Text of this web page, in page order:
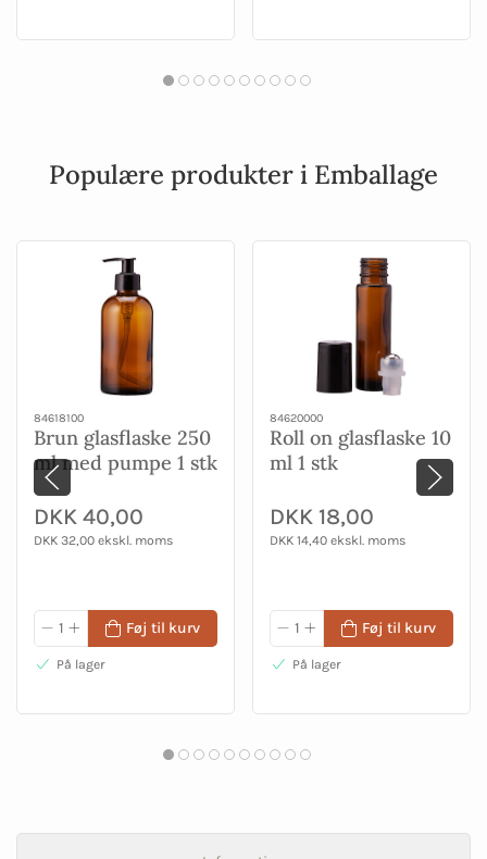
Populære produkter i Emballage
84618100
Brun glasflaske 250
ml med pumpe 1 stk
DKK 40,00
DKK 32,00 ekskl. moms
Føj til kurv
På lager
84620000
Roll on glasflaske 10
ml 1 stk
DKK 18,00
DKK 14,40 ekskl. moms
Føj til kurv
På lager